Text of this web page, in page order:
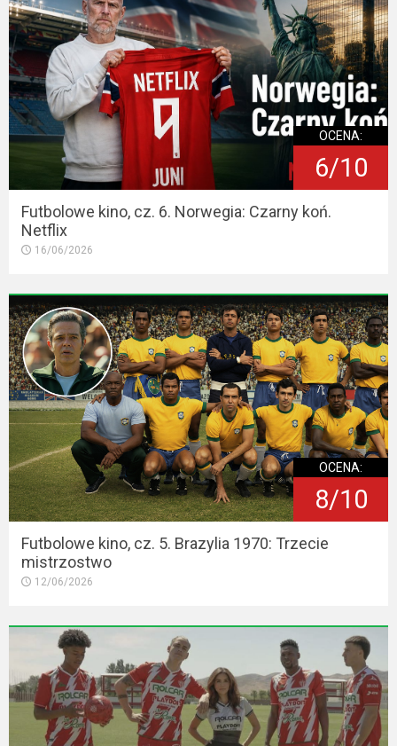
OCENA:
6/10
Futbolowe kino, cz. 6. Norwegia: Czarny koń.
Netflix
16/06/2026
OCENA:
8/10
Futbolowe kino, cz. 5. Brazylia 1970: Trzecie
mistrzostwo
12/06/2026